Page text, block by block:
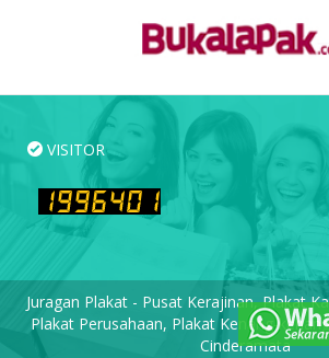
VISITOR
Juragan Plakat - Pusat Kerajinan, Plakat
Plakat Perusahaan, Plakat Kenang-
Cinderamata